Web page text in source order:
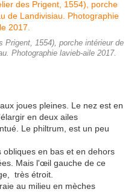
Prigent, 1554), porche intérieur de
Photographie lavieb-aile 2017.
joues pleines. Le nez est en
en deux ailes
Le philtrum, est un peu
en bas et en dehors
Mais l'œil gauche de ce
très étroit.
au milieu en mèches